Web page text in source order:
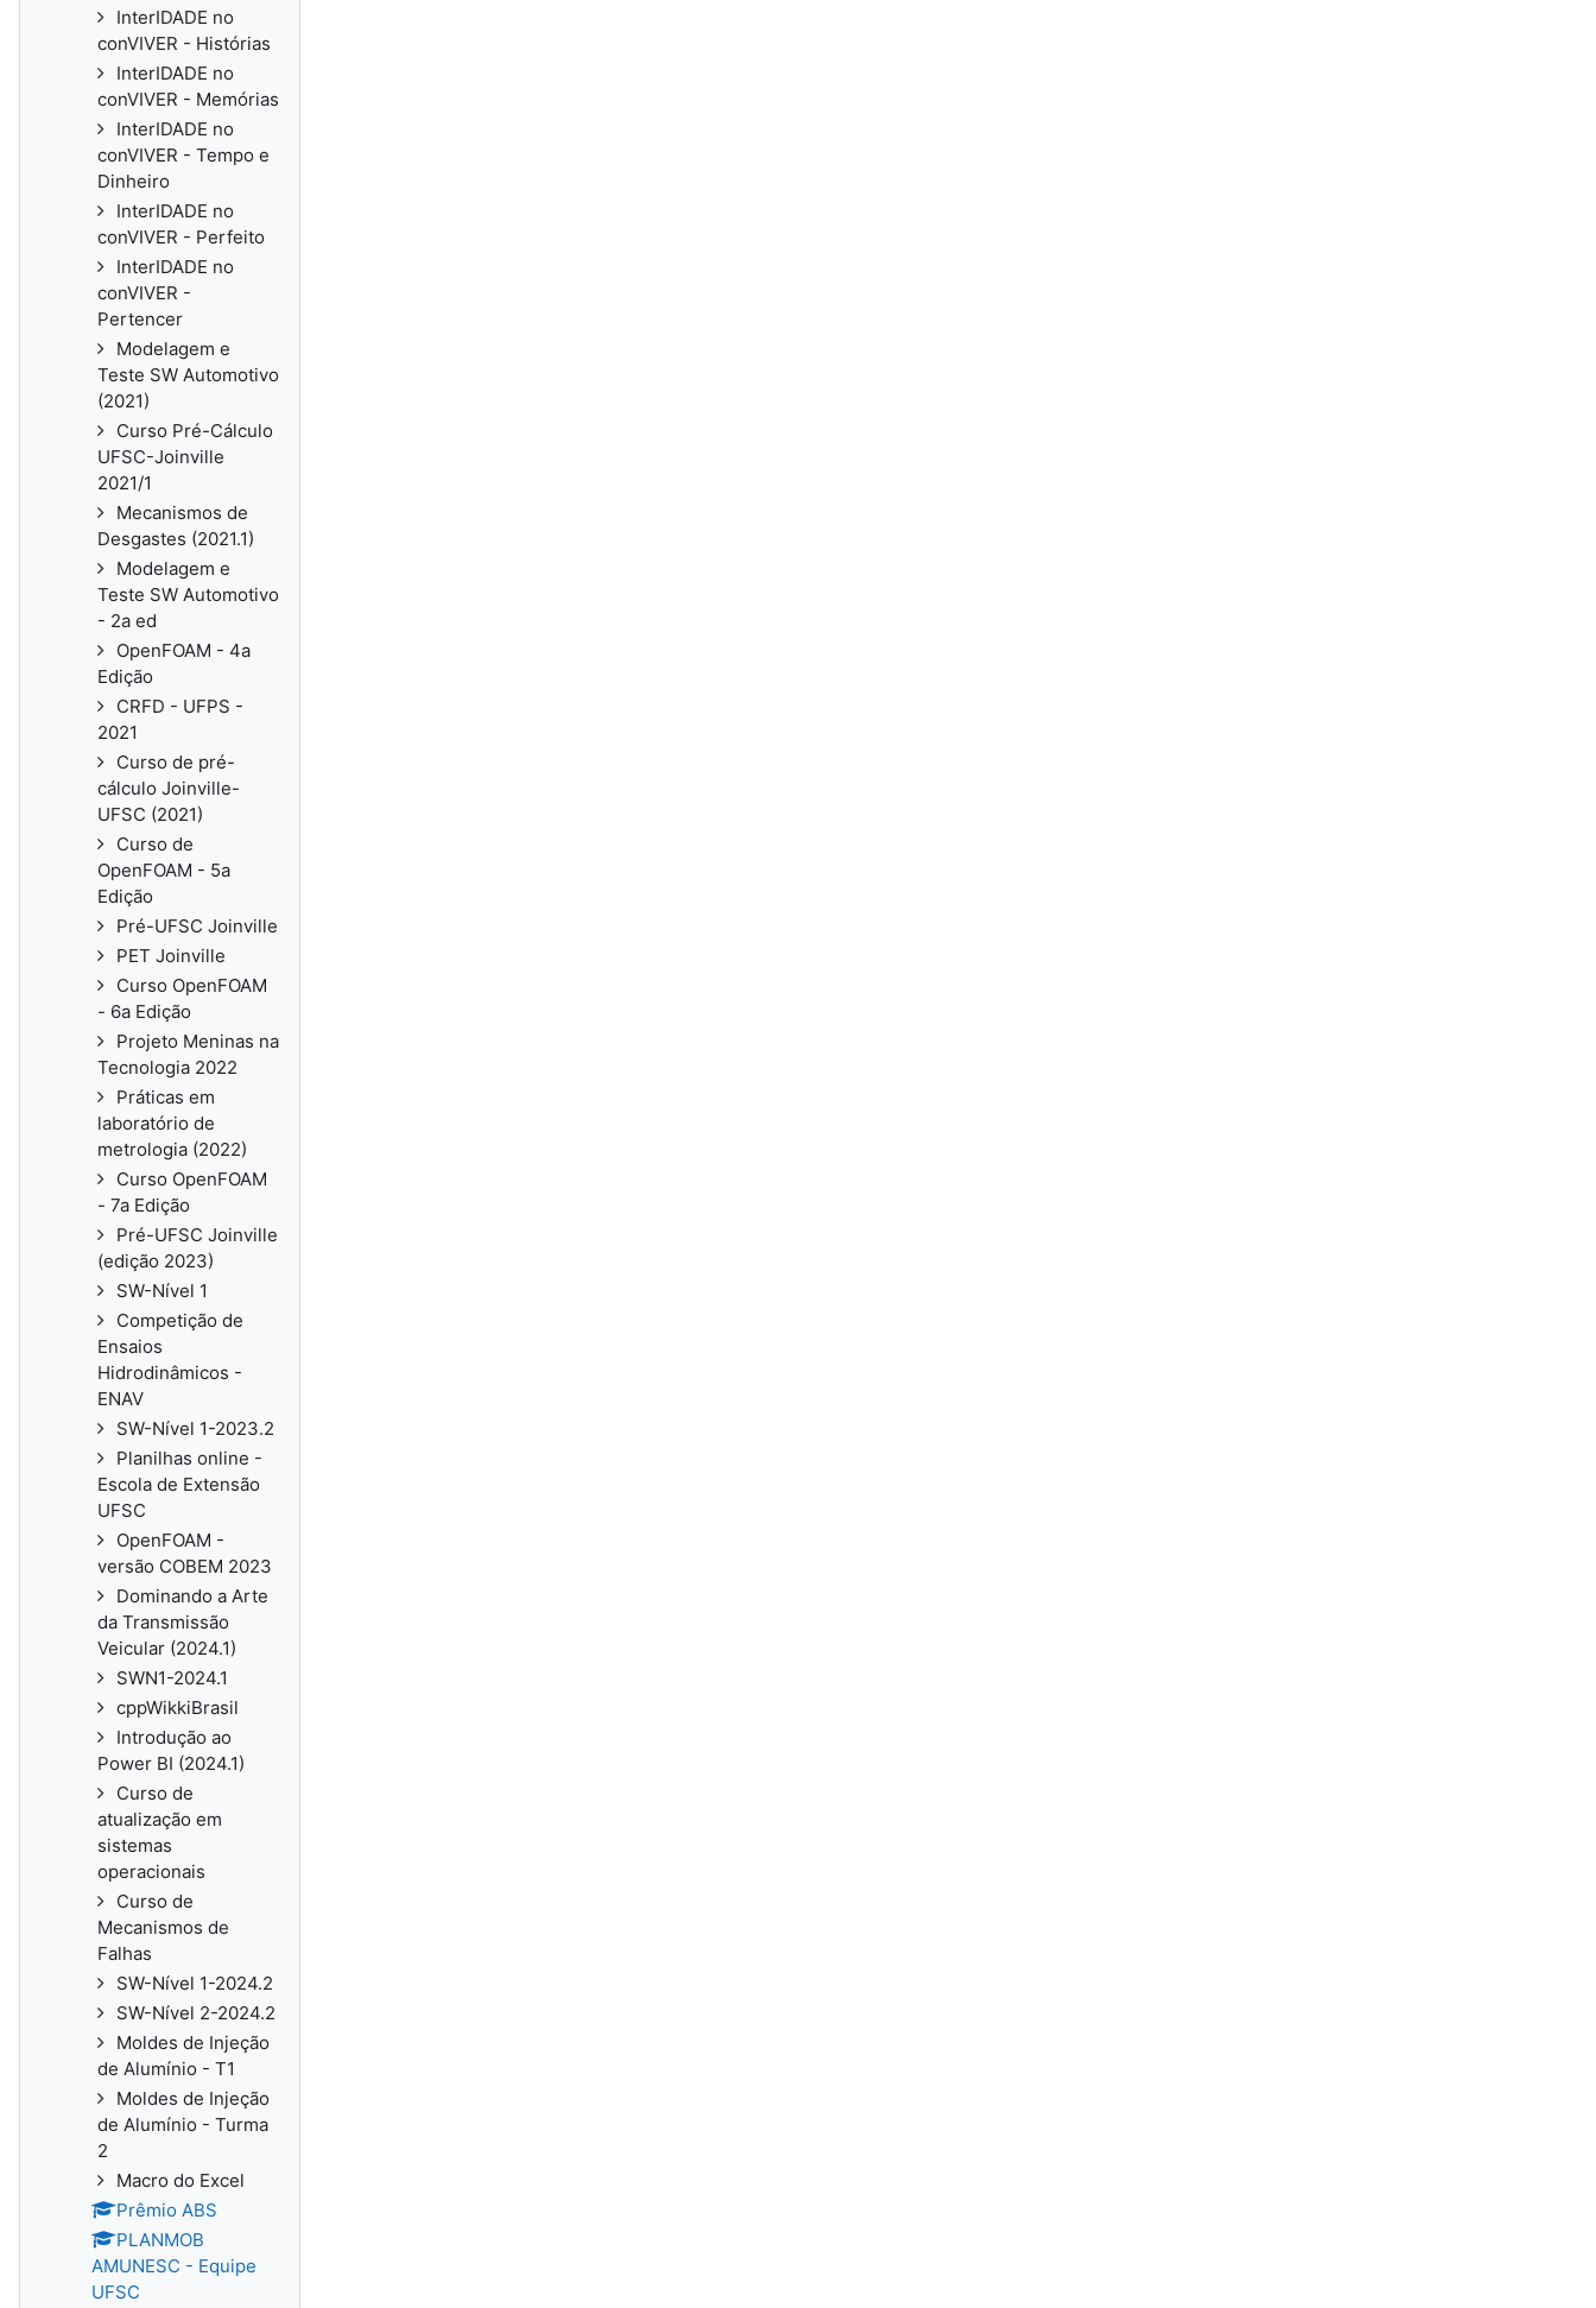
InterIDADE no
conVIVER - Histórias
InterIDADE no
conVIVER - Memórias
InterIDADE no
conVIVER - Tempo e
Dinheiro
InterIDADE no
conVIVER - Perfeito
InterIDADE no
conVIVER -
Pertencer
Modelagem e
Teste SW Automotivo
(2021)
Curso Pré-Cálculo
UFSC-Joinville
2021/1
Mecanismos de
Desgastes (2021.1)
Modelagem e
Teste SW Automotivo
- 2a ed
OpenFOAM - 4a
Edição
CRFD - UFPS -
2021
Curso de pré-
cálculo Joinville-
UFSC (2021)
Curso de
OpenFOAM - 5a
Edição
Pré-UFSC Joinville
PET Joinville
Curso OpenFOAM
- 6a Edição
Projeto Meninas na
Tecnologia 2022
Práticas em
laboratório de
metrologia (2022)
Curso OpenFOAM
- 7a Edição
Pré-UFSC Joinville
(edição 2023)
SW-Nível 1
Competição de
Ensaios
Hidrodinâmicos -
ENAV
SW-Nível 1-2023.2
Planilhas online -
Escola de Extensão
UFSC
OpenFOAM -
versão COBEM 2023
Dominando a Arte
da Transmissão
Veicular (2024.1)
SWN1-2024.1
cppWikkiBrasil
Introdução ao
Power BI (2024.1)
Curso de
atualização em
sistemas
operacionais
Curso de
Mecanismos de
Falhas
SW-Nível 1-2024.2
SW-Nível 2-2024.2
Moldes de Injeção
de Alumínio - T1
Moldes de Injeção
de Alumínio - Turma
2
Macro do Excel
Prêmio ABS
PLANMOB
AMUNESC - Equipe
UFSC